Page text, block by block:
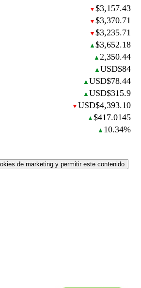
▼ $3,157.43
▼ $3,370.71
▼ $3,235.71
▲ $3,652.18
▲ 2,350.44
▲ USD$84
▲ USD$78.44
▲ USD$315.9
▼ USD$4,393.10
▲ $417.0145
▲ 10.34%
de marketing y permitir este contenido